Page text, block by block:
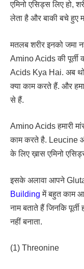
एमिनो एसिड्स लिए हो,
लेता है और बाकी बचे हुए
मतलब शरीर इनको जमा
Amino Acids की पूर्ती
Acids Kya Hai. अब
क्या काम करते हैं. और
से हैं.
Amino Acids हमारी
काम करते है. Leucine
के लिए ख़ास एमिनो
इसके अलावा आपने
Building में बहुत काम
नाम बताते हैं जिनकि
नहीं बनाता.
(1) Threonine